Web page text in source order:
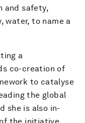
and safety,
water, to name a
a
co-creation of
to catalyse
the global
she is also in-